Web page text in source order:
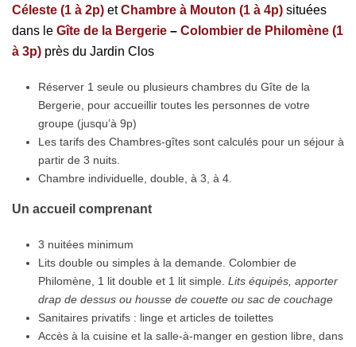
Céleste (1 à 2p) etChambre à Mouton (1 à 4p) situées
dans le Gîte de la Bergerie – Colombier de Philomène (1
à 3p) près du Jardin Clos
Réserver 1 seule ou plusieurs chambres du Gîte de la
Bergerie, pour accueillir toutes les personnes de votre
groupe (jusqu’à 9p)
Les tarifs des Chambres-gîtes sont calculés pour un séjour à
partir de 3 nuits.
Chambre individuelle, double, à 3, à 4.
Un accueil comprenant
3 nuitées minimum
Lits double ou simples à la demande. Colombier de
Philomène, 1 lit double et 1 lit simple. Lits équipés, apporter
drap de dessus ou housse de couette ou sac de couchage
Sanitaires privatifs : linge et articles de toilettes
Accès à la cuisine et la salle-à-manger en gestion libre, dans